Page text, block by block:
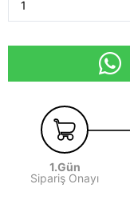
1.Gün
Sipariş Onayı